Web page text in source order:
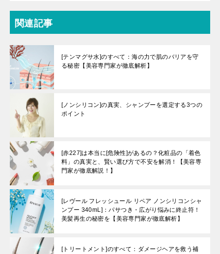
関連記事
[テンマグサ水]のすべて：海の力で肌のバリアを守
る秘密【美容専門家が徹底解析】
[ノンシリコン]の真実、シャンプーを選定する3つの
ポイント
[赤227]は本当に[危険性]があるの？化粧品の「着色
料」の真実と、賢い選び方で不安を解消！【美容専
門家が徹底解説！】
[レヴール フレッシュール リペア ノンシリコンシャ
ンプー 340mL]：パサつき・広がり悩みに終止符！
美髪再生の秘密を【美容専門家が徹底解析】
[トリートメント]のすべて：ダメージヘアを救う補